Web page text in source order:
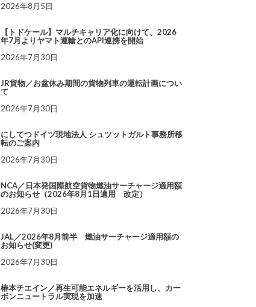
2026年8月5日
【トドケール】マルチキャリア化に向けて、2026
年7月よりヤマト運輸とのAPI連携を開始
2026年7月30日
JR貨物／お盆休み期間の貨物列車の運転計画につい
て
2026年7月30日
にしてつドイツ現地法人 シュツットガルト事務所移
転のご案内
2026年7月30日
NCA／日本発国際航空貨物燃油サーチャージ適用額
のお知らせ（2026年8月1日適用 改定）
2026年7月30日
JAL／2026年8月前半 燃油サーチャージ適用額の
お知らせ(変更)
2026年7月30日
椿本チエイン／再生可能エネルギーを活用し、カー
ボンニュートラル実現を加速